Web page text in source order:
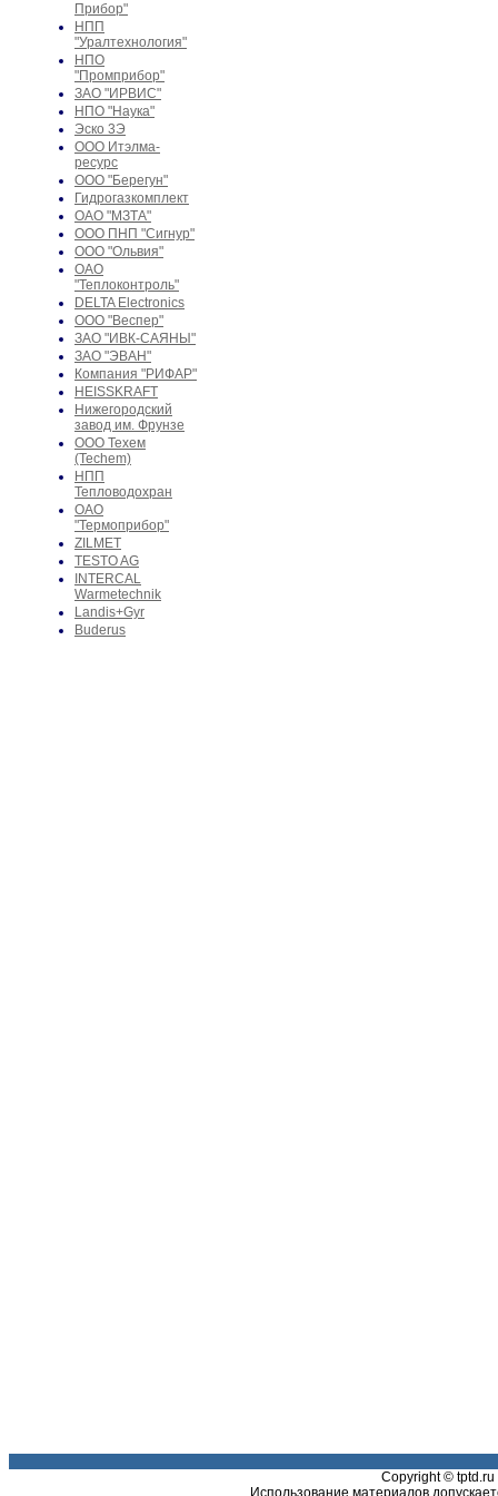
Прибор"
НПП
"Уралтехнология"
НПО
"Промприбор"
ЗАО "ИРВИС"
НПО "Наука"
Эско 3Э
ООО Итэлма-
ресурс
ООО "Берегун"
Гидрогазкомплект
ОАО "МЗТА"
ООО ПНП "Сигнур"
ООО "Ольвия"
ОАО
"Теплоконтроль"
DELTA Electronics
ООО "Веспер"
ЗАО "ИВК-САЯНЫ"
ЗАО "ЭВАН"
Компания "РИФАР"
HEISSKRAFT
Нижегородский
завод им. Фрунзе
ООО Техем
(Techem)
НПП
Тепловодохран
ОАО
"Термоприбор"
ZILMET
TESTO AG
INTERCAL
Warmetechnik
Landis+Gyr
Buderus
Copyright ©
Использование материалов